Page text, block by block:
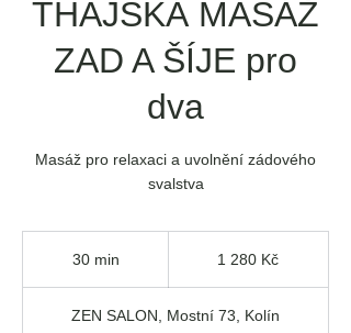
THAJSKÁ MASÁŽ
ZAD A ŠÍJE pro
dva
Masáž pro relaxaci a uvolnění zádového
svalstva
30 min
i
1 280 Kč
ZEN SALON, Mostní 73, Kolín